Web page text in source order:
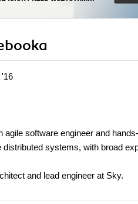
agile software engineer and
distributed systems, with broad
and lead engineer at Sky.